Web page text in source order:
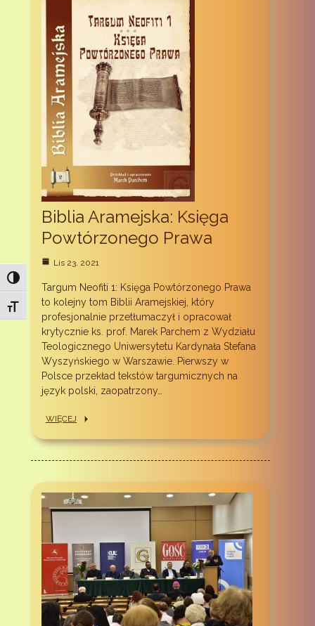
Toggle High Contrast
Toggle Font size
Biblia Aramejska: Księga
Powtórzonego Prawa
Lis 23, 2021
Targum Neofiti 1: Księga Powtórzonego Prawa
to kolejny tom Biblii Aramejskiej, który
profesjonalnie przetłumaczył i opracował
krytycznie ks. prof. Marek Parchem z Wydziału
Teologicznego Uniwersytetu Kardynała Stefana
Wyszyńskiego w Warszawie. Pierwszy w
Polsce przekład tekstów targumicznych na
język polski, zaopatrzony…
WIĘCEJ